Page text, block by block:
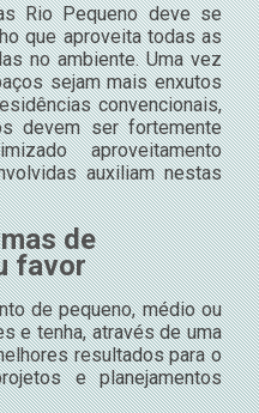
Rio Pequeno deve se
que aproveita todas as
no ambiente. Uma vez
sejam mais enxutos
convencionais,
devem ser fortemente
aproveitamento
auxiliam nestas
de
favor
de pequeno, médio ou
e tenha, através de uma
resultados para o
e planejamentos